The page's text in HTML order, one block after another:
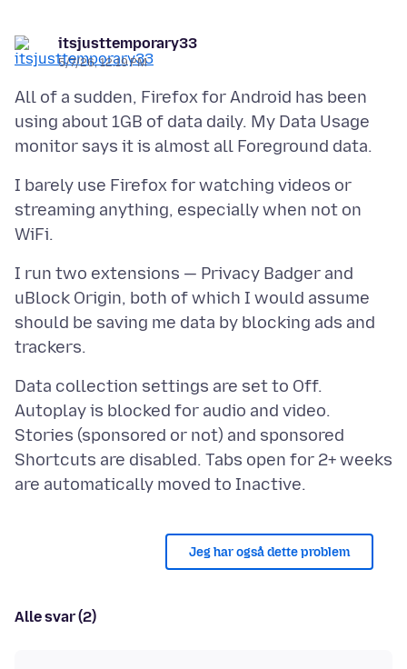
itsjusttemporary33
5/7/26, 12:19 PM
All of a sudden, Firefox for Android has been
using about 1GB of data daily. My Data Usage
I barely use Firefox for watching videos or
streaming anything, especially when not on
I run two extensions — Privacy Badger and
uBlock Origin, both of which I would assume
should be saving me data by blocking ads and
Data collection settings are set to Off.
Autoplay is blocked for audio and video.
Stories (sponsored or not) and sponsored
Shortcuts are disabled. Tabs open for 2+ weeks
Jeg har også dette problem
Alle svar (2)